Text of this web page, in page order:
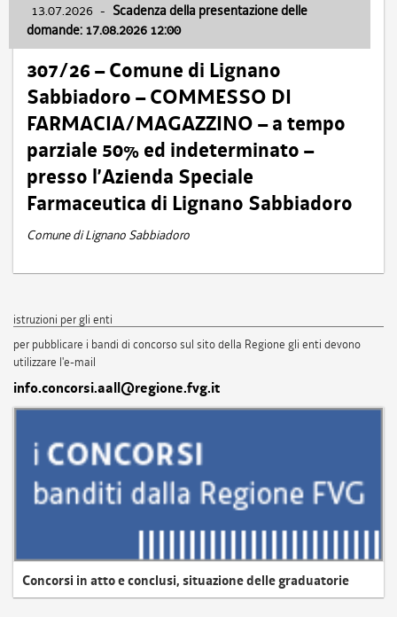
13.07.2026 - Scadenza della presentazione delle
domande: 17.08.2026 12:00
307/26 – Comune di Lignano
Sabbiadoro – COMMESSO DI
FARMACIA/MAGAZZINO – a tempo
parziale 50% ed indeterminato –
presso l’Azienda Speciale
Farmaceutica di Lignano Sabbiadoro
Comune di Lignano Sabbiadoro
istruzioni per gli enti
per pubblicare i bandi di concorso sul sito della Regione gli enti devono
utilizzare l'e-mail
info.concorsi.aall@regione.fvg.it
Concorsi in atto e conclusi, situazione delle graduatorie